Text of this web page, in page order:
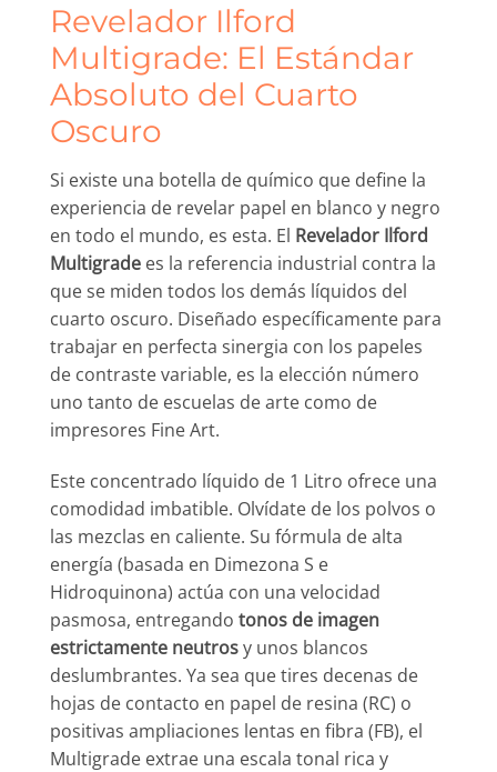
Revelador Ilford
Multigrade: El Estándar
Absoluto del Cuarto
Oscuro
Si existe una botella de químico que define la
experiencia de revelar papel en blanco y negro
en todo el mundo, es esta. El Revelador Ilford
Multigrade es la referencia industrial contra la
que se miden todos los demás líquidos del
cuarto oscuro. Diseñado específicamente para
trabajar en perfecta sinergia con los papeles
de contraste variable, es la elección número
uno tanto de escuelas de arte como de
impresores Fine Art.
Este concentrado líquido de 1 Litro ofrece una
comodidad imbatible. Olvídate de los polvos o
las mezclas en caliente. Su fórmula de alta
energía (basada en Dimezona S e
Hidroquinona) actúa con una velocidad
pasmosa, entregando tonos de imagen
estrictamente neutrosy unos blancos
deslumbrantes. Ya sea que tires decenas de
hojas de contacto en papel de resina (RC) o
positivas ampliaciones lentas en fibra (FB), el
Multigrade extrae una escala tonal rica y